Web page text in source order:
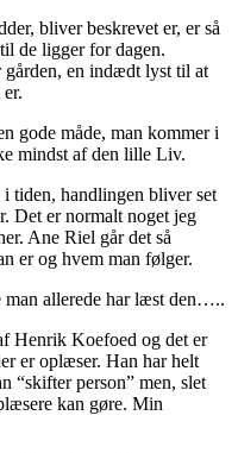
bliver beskrevet er, er så
de ligger for dagen.
gården, en indædt lyst til at
gode måde, man kommer i
mindst af den lille Liv.
tiden, handlingen bliver set
Det er normalt noget jeg
Ane Riel går det så
er og hvem man følger.
allerede har læst den…..
Henrik Koefoed og det er
er oplæser. Han har helt
“skifter person” men, slet
kan gøre. Min